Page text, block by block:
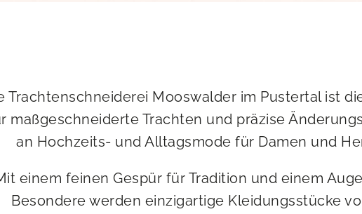
Trachtenschneiderei Mooswalder im Pustertal ist
maßgeschneiderte Trachten und präzise
an Hochzeits- und Alltagsmode für Damen und
einem feinen Gespür für Tradition und einem
Besondere werden einzigartige Kleidungsstücke